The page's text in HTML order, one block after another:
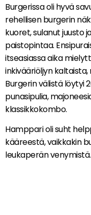
Burgerissa oli hyvä
rehellisen burgerin
kuoret, sulanut juusto
paistopintaa.
itseasiassa aika
inkivääriöljyn
Burgerin välistä löytyi
punasipulia,
klassikkokombo.
Hamppari oli suht
kääreestä, vaikkakin
leukaperän venymistä.